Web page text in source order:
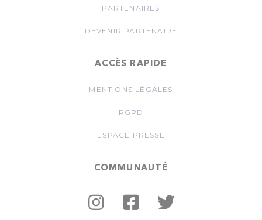
PARTENAIRES
DEVENIR PARTENAIRE
ACCÈS RAPIDE
MENTIONS LÉGALES
RGPD
ESPACE PRESSE
COMMUNAUTÉ